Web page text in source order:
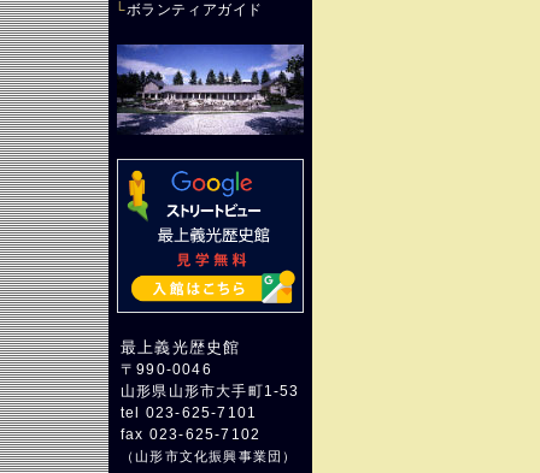
└ボランティアガイド
最上義光歴史館
〒990-0046
山形県山形市大手町1-53
tel 023-625-7101
fax 023-625-7102
（山形市文化振興事業団 ）